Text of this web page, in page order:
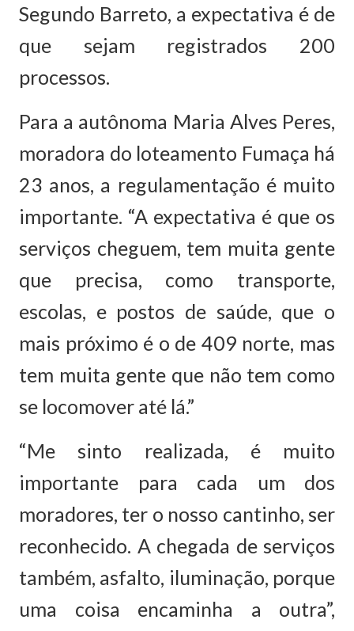
Segundo Barreto, a expectativa é de
que sejam registrados 200
processos.
Para a autônoma Maria Alves Peres,
moradora do loteamento Fumaça há
23 anos, a regulamentação é muito
importante. “A expectativa é que os
serviços cheguem, tem muita gente
que precisa, como transporte,
escolas, e postos de saúde, que o
mais próximo é o de 409 norte, mas
tem muita gente que não tem como
se locomover até lá.”
“Me sinto realizada, é muito
importante para cada um dos
moradores, ter o nosso cantinho, ser
reconhecido. A chegada de serviços
também, asfalto, iluminação, porque
uma coisa encaminha a outra”,